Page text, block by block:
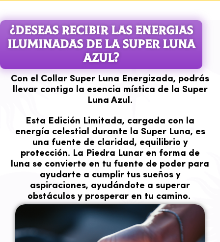
¿DESEAS RECIBIR LAS ENERGIAS
ILUMINADAS DE LA SUPER LUNA
AZUL?
Con el Collar Super Luna Energizada, podrás
llevar contigo la esencia mística de la Super
Luna Azul.
Esta Edición Limitada, cargada con la
energía celestial durante la Super Luna, es
una fuente de claridad, equilibrio y
protección. La Piedra Lunar en forma de
luna se convierte en tu fuente de poder para
ayudarte a cumplir tus sueños y
aspiraciones, ayudándote a superar
obstáculos y prosperar en tu camino.